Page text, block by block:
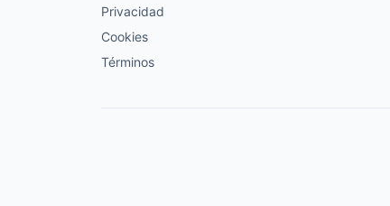
Privacidad
Cookies
Términos